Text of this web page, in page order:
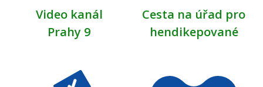
Video kanál
Prahy 9
Cesta na úřad pro
hendikepované